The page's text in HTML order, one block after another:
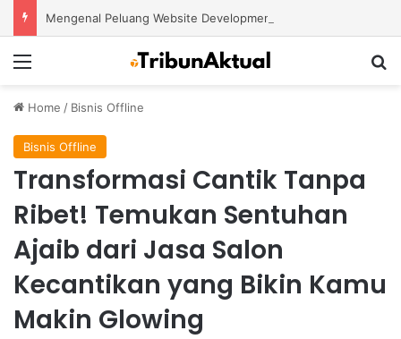
Home / Bisnis Offline
Bisnis Offline
Transformasi Cantik Tanpa
Ribet! Temukan Sentuhan
Ajaib dari Jasa Salon
Kecantikan yang Bikin Kamu
Makin Glowing